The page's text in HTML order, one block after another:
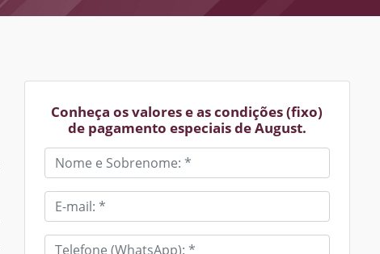
Conheça os valores e as condições (fixo)
de pagamento especiais de August.